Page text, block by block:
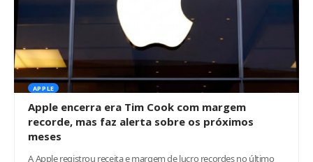
APPLE
Apple encerra era Tim Cook com margem
recorde, mas faz alerta sobre os próximos
meses
A Apple registrou receita e margem de lucro recordes no último